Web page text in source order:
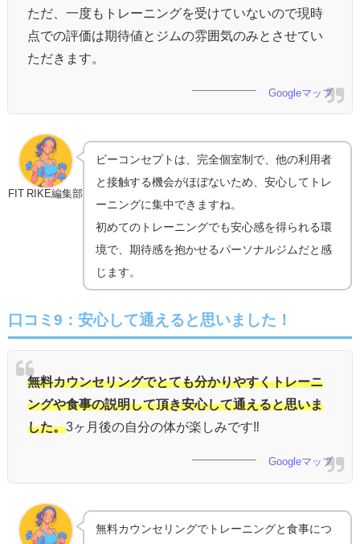
ただ、一度もトレーニングを受けていないので現時
点での評価は期待値とジムの雰囲気のみとさせてい
ただきます。
Googleマップ
FIT RIKE編集部
ビーコンセプトは、完全個室制で、他の利用者
と接触する機会がほぼないため、安心してトレ
ーニングに集中できますね。
初めてのトレーニングでも安心感を得られる環
境で、期待感を抱かせるパーソナルジムだと感
じます。
口コミ9： 安心して通えると思いました！
無料カウンセリングでとても分かりやすくトレーニ
ングや食事の説明して頂き安心して通えると思いま
した。3ヶ月後の自分の体が楽しみです‼︎
Googleマップ
無料カウンセリングでトレーニングと食事につ